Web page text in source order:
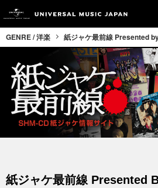
GENRE / 洋楽 紙ジャケ最前線 Presented
紙ジャケ最前線 Presented